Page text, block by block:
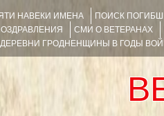
НАВЕКИ ИМЕНА ПОИСК
СМИ О ВЕТЕРАНАХ
ГРОДНЕНЩИНЫ В ГОДЫ